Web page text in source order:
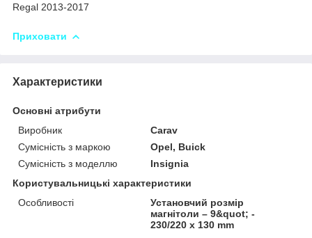
Regal 2013-2017
Приховати
Характеристики
Основні атрибути
Виробник
Carav
Сумісність з маркою
Opel, Buick
Сумісність з моделлю
Insignia
Користувальницькі характеристики
Особливості
Установчий розмір
магнітоли – 9&quot; -
230/220 x 130 mm